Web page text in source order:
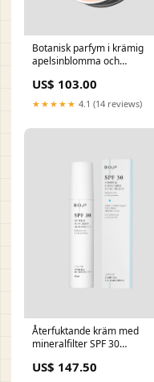
Botanisk parfym i krämig
apelsinblomma och
vax Neroli Auna collection-
cialo-dla_mamy_i_dziecka-
mleczka_i_oliwki
US$ 103.00
★★★★★ 4.1 (14 reviews)
Återfuktande kräm med
mineralfilter SPF 30
B5 BIOUP collection-twarz-
US$ 147.50